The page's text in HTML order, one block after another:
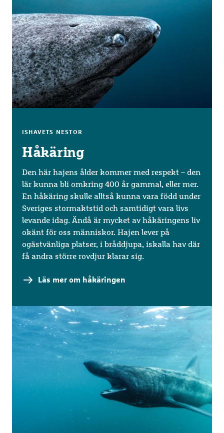
ISHAVETS NESTOR
Håkäring
Den här hajens ålder kommer med respekt – den
lär kunna bli omkring 400 år gammal, eller mer.
En håkäring skulle alltså kunna vara född under
Sveriges stormaktstid och samtidigt vara livs
levande idag. Ändå är mycket av håkäringens liv
okänt för oss människor. Hajen lever på
ogästvänliga platser, i bråddjupa, iskalla hav där
få andra större rovdjur klarar sig.
Läs mer om håkäringen